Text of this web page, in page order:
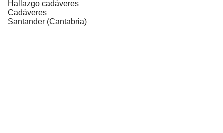
Hallazgo cadáveres
Cadáveres
Santander (Cantabria)